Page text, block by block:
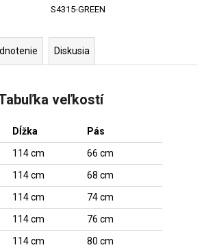
S4315-GREEN
Diskusia
veľkostí
Dĺžka
Pás
114 cm
66 cm
114 cm
68 cm
114 cm
74 cm
114 cm
76 cm
114 cm
80 cm